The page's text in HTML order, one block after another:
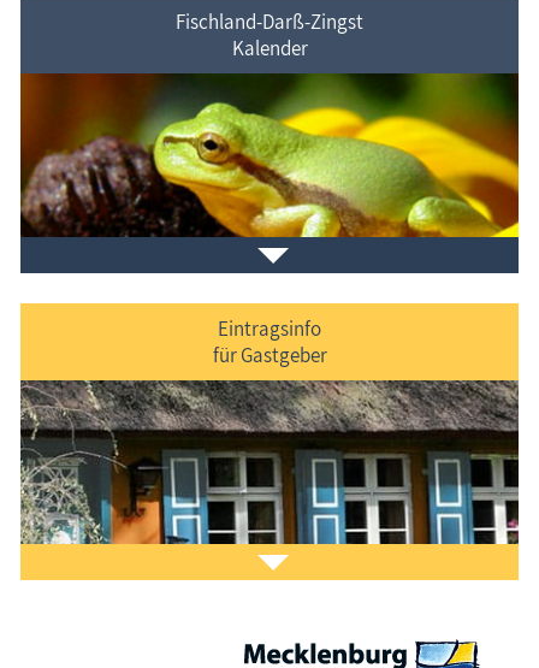
Veranstaltungenim Ferienort und in der Umgebung.
Fischland-Darß-Zingst
Kalender
Laden Sie sich ein Stück Urlaub mit demFischland-
Darß-Zingst-Kalenderauf den Bildschirm.
Eintragsinfo
für Gastgeber